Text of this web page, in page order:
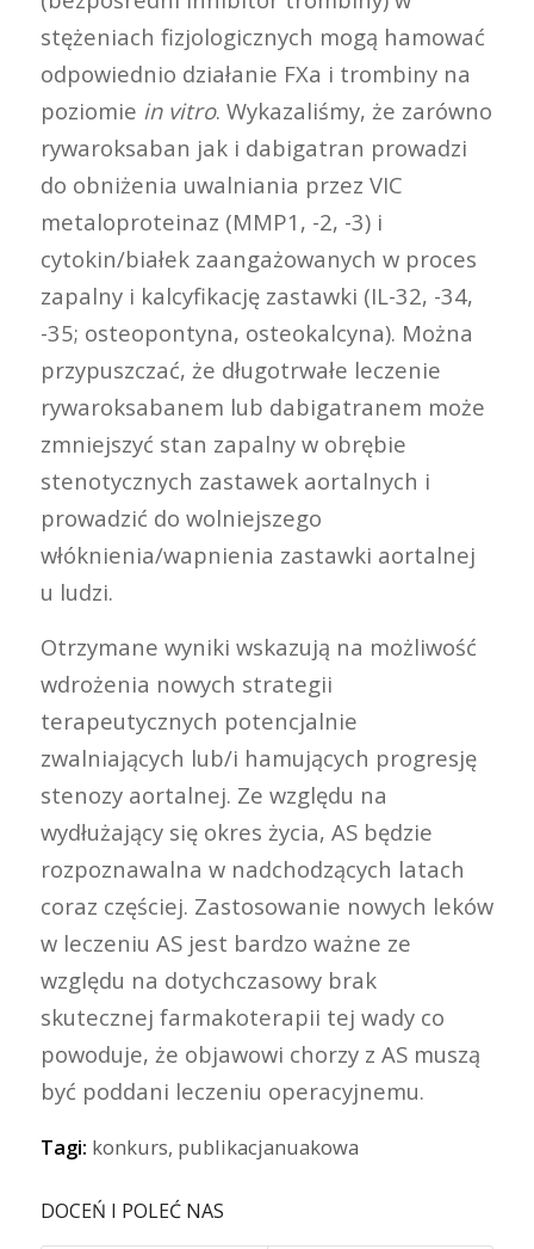
stężeniach fizjologicznych mogą hamować
odpowiednio działanie FXa i trombiny na
poziomie in vitro. Wykazaliśmy, że zarówno
rywaroksaban jak i dabigatran prowadzi
do obniżenia uwalniania przez VIC
metaloproteinaz (MMP1, -2, -3) i
cytokin/białek zaangażowanych w proces
zapalny i kalcyfikację zastawki (IL-32, -34,
-35; osteopontyna, osteokalcyna). Można
przypuszczać, że długotrwałe leczenie
rywaroksabanem lub dabigatranem może
zmniejszyć stan zapalny w obrębie
stenotycznych zastawek aortalnych i
prowadzić do wolniejszego
włóknienia/wapnienia zastawki aortalnej
u ludzi.
Otrzymane wyniki wskazują na możliwość
wdrożenia nowych strategii
terapeutycznych potencjalnie
zwalniających lub/i hamujących progresję
stenozy aortalnej. Ze względu na
wydłużający się okres życia, AS będzie
rozpoznawalna w nadchodzących latach
coraz częściej. Zastosowanie nowych leków
w leczeniu AS jest bardzo ważne ze
względu na dotychczasowy brak
skutecznej farmakoterapii tej wady co
powoduje, że objawowi chorzy z AS muszą
być poddani leczeniu operacyjnemu.
Tagi: konkurs, publikacjanuakowa
DOCEŃ I POLEĆ NAS